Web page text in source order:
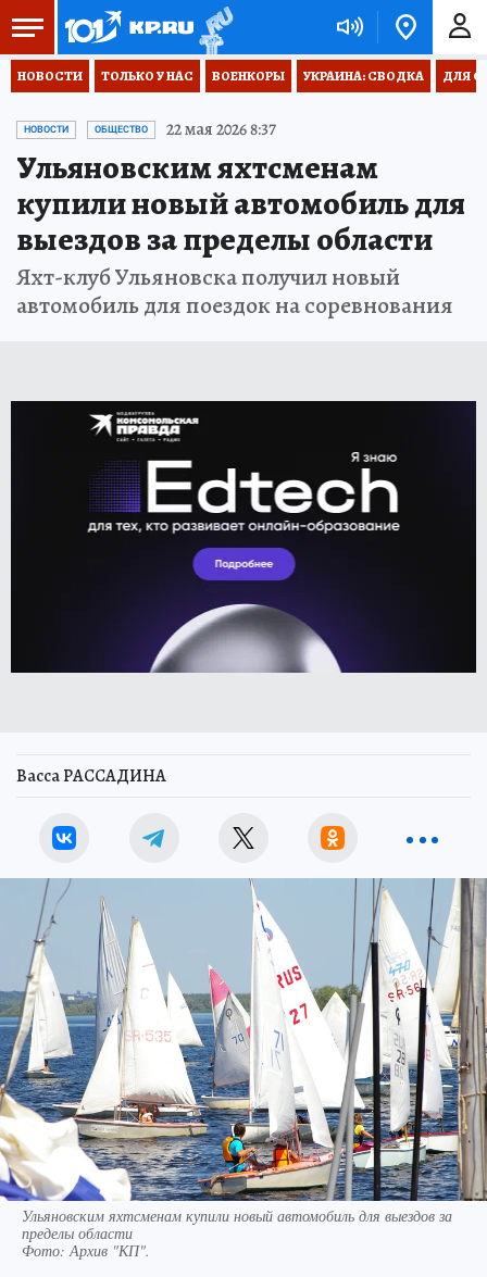
НОВОСТИ ТОЛЬКО У НАС ВОЕНКОРЫ УКРАИНА: СВОДКА ДЛЯ
НОВОСТИ ОБЩЕСТВО 22 мая 2026 8:37
Ульяновским яхтсменам
купили новый автомобиль для
выездов за пределы области
Яхт-клуб Ульяновска получил новый
автомобиль для поездок на соревнования
Васса РАССАДИНА
Ульяновским яхтсменам купили новый автомобиль для выездов за
пределы области
Фото:Архив "КП".